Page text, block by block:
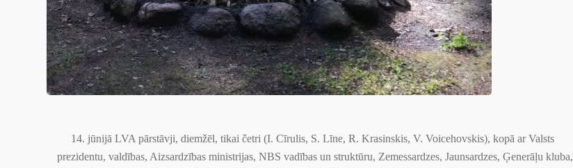
14. jūnijā LVA pārstāvji, diemžēl, tikai četri (I. Cīrulis, S. Līne, R. Krasinskis, V. Voicehovskis), kopā ar Valsts
prezidentu, valdības, Aizsardzības ministrijas, NBS vadības un struktūru, Zemessardzes, Jaunsardzes, Ģenerāļu kluba,